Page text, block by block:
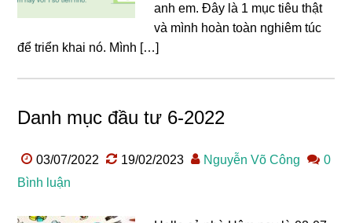
anh em. Đây là 1 mục tiêu thật
và mình hoàn toàn nghiêm túc
để triển khai nó. Mình […]
Danh mục đầu tư 6-2022
03/07/2022 19/02/2023 Nguyễn Võ Công
0
Bình luận